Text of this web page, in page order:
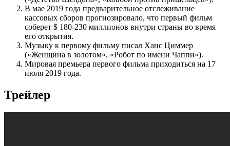
В мае 2019 года предварительное отслеживание
кассовых сборов прогнозировало, что первый фильм
соберет $ 180-230 миллионов внутри страны во время
его открытия.
Музыку к первому фильму писал Ханс Циммер
(«Женщина в золотом», «Робот по имени Чаппи»).
Мировая премьера первого фильма приходиться на 17
июля 2019 года.
Трейлер